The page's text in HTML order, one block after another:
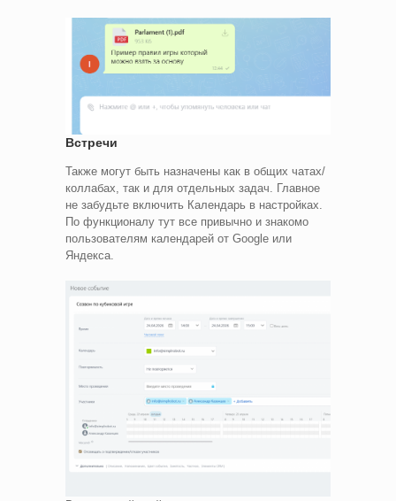
Встречи
Также могут быть назначены как в общих чатах/
коллабах, так и для отдельных задач. Главное
не забудьте включить Календарь в настройках.
По функционалу тут все привычно и знакомо
пользователям календарей от Google или
Яндекса.